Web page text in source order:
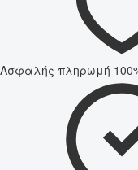
Ασφαλής πληρωμή